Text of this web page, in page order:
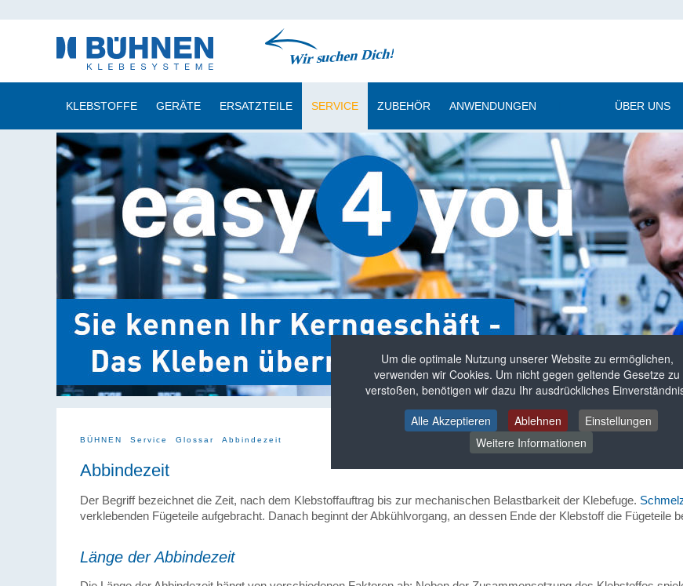
KLEBSTOFFE GERÄTE ERSATZTEILE SERVICE ZUBEHÖR ANWENDUNGEN ÜBER UNS
BÜHNEN Service Glossar Abbindezeit
Abbindezeit
Der Begriff bezeichnet die Zeit, nach dem Klebstoffauftrag bis zur mechanischen Belastbarkeit der Klebefuge.
verklebenden Fügeteile aufgebracht. Danach beginnt der Abkühlvorgang, an dessen Ende der Klebstoff die Fügeteile
Länge der Abbindezeit
Um die optimale Nutzung unserer Website zu ermöglichen,
verwenden wir Cookies. Um nicht gegen geltende Gesetze zu
verstoßen, benötigen wir dazu Ihr ausdrückliches
Alle Akzeptieren
Ablehnen
Einstellungen
Weitere Informationen